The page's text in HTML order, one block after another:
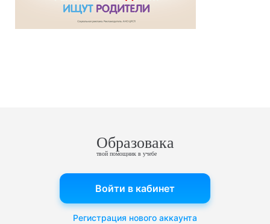
Образовака
твой помощник в учебе
Войти в кабинет
Регистрация нового аккаунта